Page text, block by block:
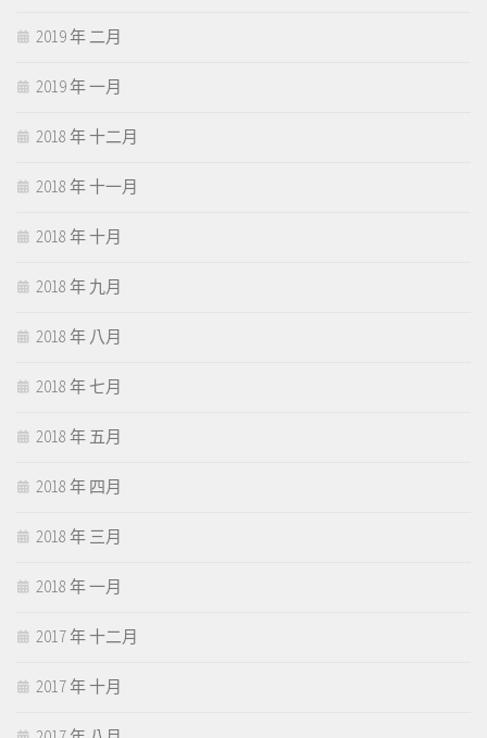
2019 年 二月
2019 年 一月
2018 年 十二月
2018 年 十一月
2018 年 十月
2018 年 九月
2018 年 八月
2018 年 七月
2018 年 五月
2018 年 四月
2018 年 三月
2018 年 一月
2017 年 十二月
2017 年 十月